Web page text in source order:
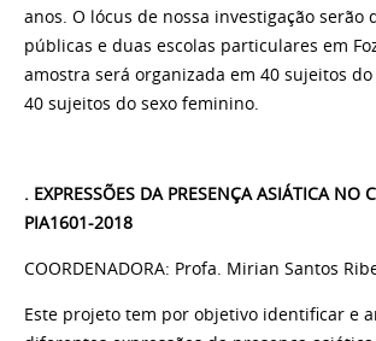
anos. O lócus de nossa investigação serão
públicas e duas escolas particulares em
amostra será organizada em 40 sujeitos
40 sujeitos do sexo feminino.
. EXPRESSÕES DA PRESENÇA ASIÁTICA NO
PIA1601-2018
COORDENADORA: Profa. Mirian Santos
Este projeto tem por objetivo identificar e